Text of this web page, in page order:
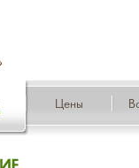
Цены